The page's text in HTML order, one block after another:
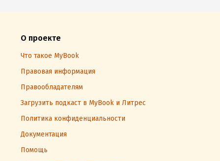
О проекте
Что такое MyBook
Правовая информация
Правообладателям
Загрузить подкаст в MyBook и Литрес
Политика конфиденциальности
Документация
Помощь